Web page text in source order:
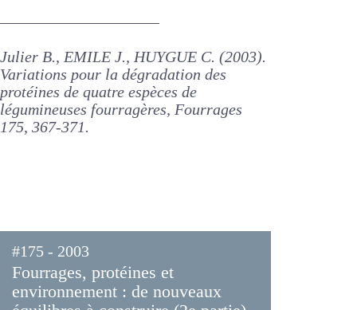
related to differences in
condensed tannin contents.
175, 367-371.